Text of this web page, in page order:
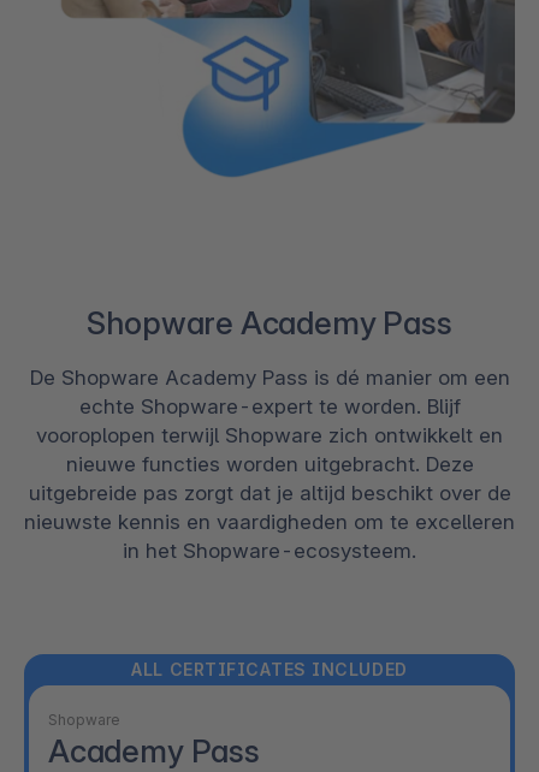
Shopware Academy Pass
De Shopware Academy Pass is dé manier om een
echte Shopware-expert te worden. Blijf
vooroplopen terwijl Shopware zich ontwikkelt en
nieuwe functies worden uitgebracht. Deze
uitgebreide pas zorgt dat je altijd beschikt over de
nieuwste kennis en vaardigheden om te excelleren
in het Shopware-ecosysteem.
ALL CERTIFICATES INCLUDED
Shopware
Academy Pass